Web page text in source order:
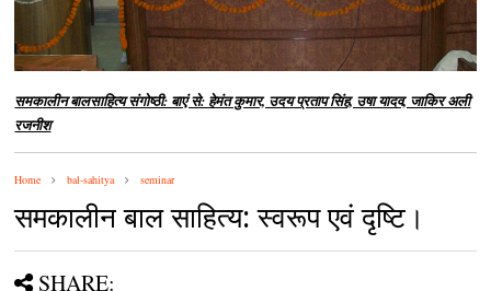
समकालीन बालसाहित्‍य संगोष्‍ठी: बाएं से: हेमंत कुमार, उदय प्रताप सिंह, उषा यादव, जाकिर अली
रजनीश
Home bal-sahitya seminar
समकालीन बाल साहित्‍य: स्‍वरूप एवं दृष्टि।
SHARE: